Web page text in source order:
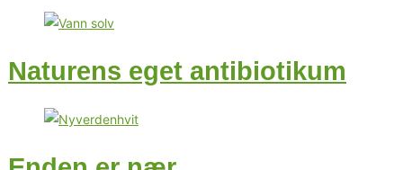
Naturens eget antibiotikum